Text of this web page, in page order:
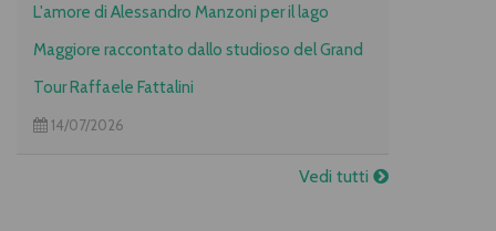
L'amore di Alessandro Manzoni per il lago
Maggiore raccontato dallo studioso del Grand
Tour Raffaele Fattalini
14/07/2026
Vedi tutti